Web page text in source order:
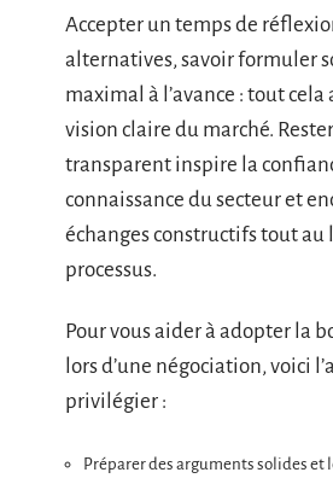
Accepter un temps de
alternatives, savoir formuler
maximal à l’avance : tout cela
vision claire du marché.
transparent inspire la
connaissance du secteur et
échanges constructifs tout au
processus.
Pour vous aider à adopter la
lors d’une négociation, voici
privilégier :
Préparer des arguments solides et